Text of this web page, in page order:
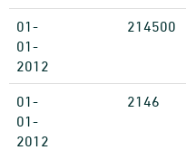
01-
01-
2012
214500
01-
01-
2012
2146